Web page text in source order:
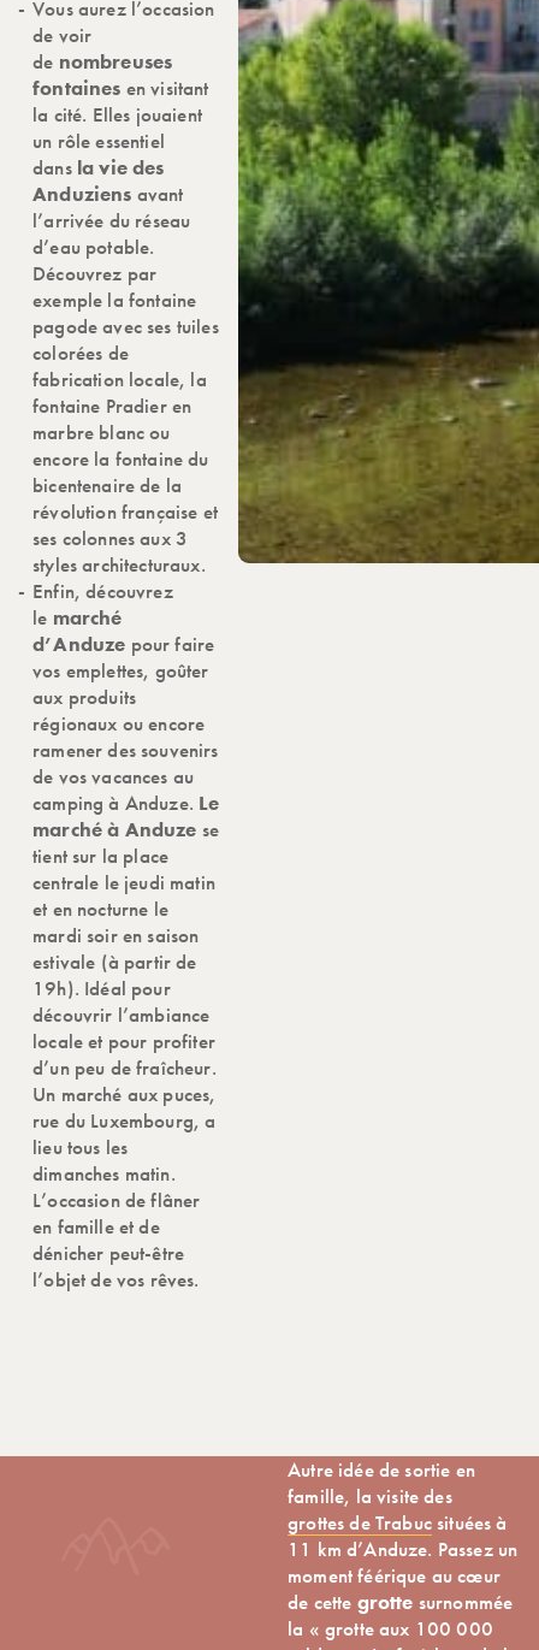
Vous aurez l’occasion
de voir
de nombreuses
fontaines en visitant
la cité. Elles jouaient
un rôle essentiel
dans la vie des
Anduziens avant
l’arrivée du réseau
d’eau potable.
Découvrez par
exemple la fontaine
pagode avec ses tuiles
colorées de
fabrication locale, la
fontaine Pradier en
marbre blanc ou
encore la fontaine du
bicentenaire de la
révolution française et
ses colonnes aux 3
styles architecturaux.
Enfin, découvrez
le marché
d’Anduze pour faire
vos emplettes, goûter
aux produits
régionaux ou encore
ramener des souvenirs
de vos vacances au
camping à Anduze. Le
marché à Anduze se
tient sur la place
centrale le jeudi matin
et en nocturne le
mardi soir en saison
estivale (à partir de
19h). Idéal pour
découvrir l’ambiance
locale et pour profiter
d’un peu de fraîcheur.
Un marché aux puces,
rue du Luxembourg, a
lieu tous les
dimanches matin.
L’occasion de flâner
en famille et de
dénicher peut-être
l’objet de vos rêves.
Autre idée de sortie en
famille, la visite des
grottes de Trabucsituées à
11 km d’Anduze. Passez un
moment féérique au cœur
de cette grotte surnommée
la « grotte aux 100 000